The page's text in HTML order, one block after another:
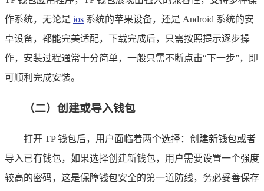
作系统，无论是 ios 系统的苹果设备，还是 Android 系统的安
卓设备，都能完美适配，下载完成后，只需按照提示逐步操
作，安装过程通常十分简单，一般只需不断点击“下一步”，即
可顺利完成安装。
（二）创建或导入钱包
打开 TP 钱包后，用户面临着两个选择：创建新钱包或者
导入已有钱包，如果选择创建新钱包，用户需要设置一个强度
较高的密码，这是保障钱包安全的第一道防线，务必妥善保存